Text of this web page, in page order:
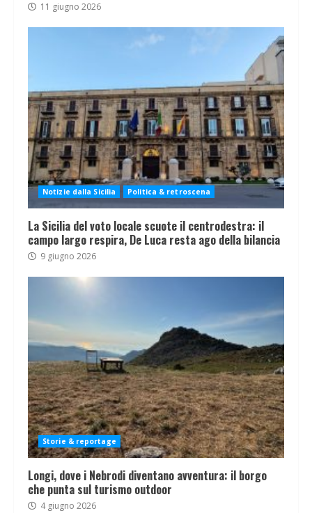
11 giugno 2026
Notizie dalla Sicilia Politica & retroscena
La Sicilia del voto locale scuote il centrodestra: il
campo largo respira, De Luca resta ago della bilancia
9 giugno 2026
Storie & reportage
Longi, dove i Nebrodi diventano avventura: il borgo
che punta sul turismo outdoor
4 giugno 2026